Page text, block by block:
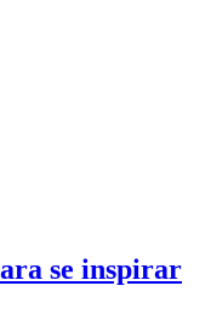
se inspirar